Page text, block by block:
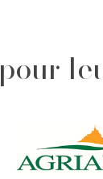
pour